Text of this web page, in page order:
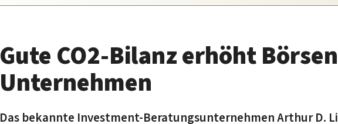
Gute CO2-Bilanz erhöht
Unternehmen
Das bekannte Investment-Beratungsunternehmen Arthur D.